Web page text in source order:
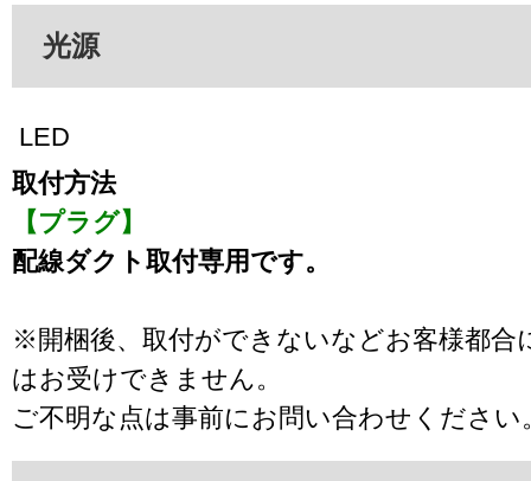
光源
LED
取付方法
【プラグ】
配線ダクト取付専用です。
※開梱後、取付ができないなどお客様都合
はお受けできません。
ご不明な点は事前にお問い合わせください